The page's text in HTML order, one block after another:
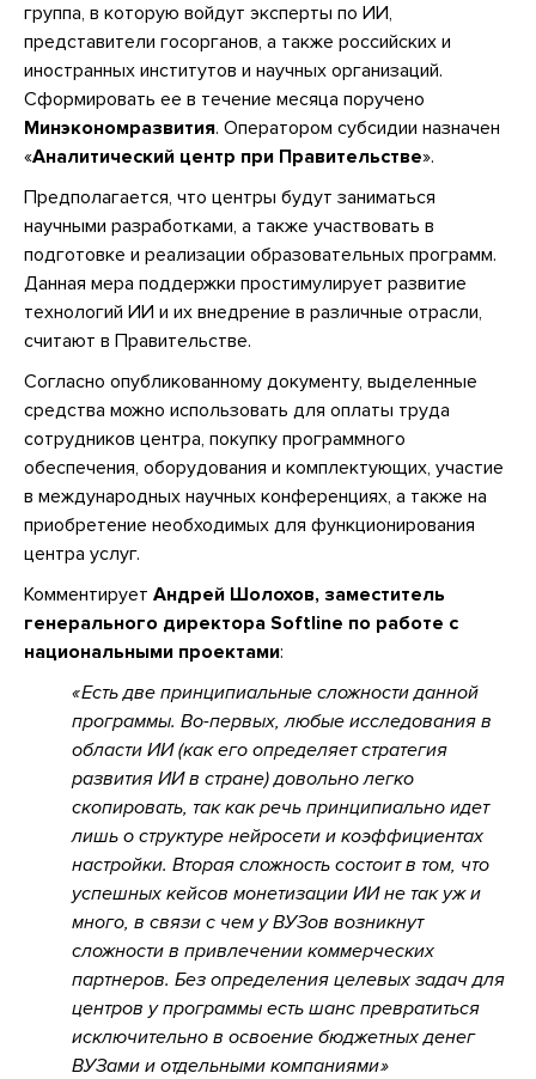
группа, в которую войдут эксперты по ИИ,
представители госорганов, а также российских и
иностранных институтов и научных организаций.
Сформировать ее в течение месяца поручено
Минэкономразвития. Оператором субсидии назначен
«Аналитический центр при Правительстве».
Предполагается, что центры будут заниматься
научными разработками, а также участвовать в
подготовке и реализации образовательных программ.
Данная мера поддержки простимулирует развитие
технологий ИИ и их внедрение в различные отрасли,
считают в Правительстве.
Согласно опубликованному документу, выделенные
средства можно использовать для оплаты труда
сотрудников центра, покупку программного
обеспечения, оборудования и комплектующих, участие
в международных научных конференциях, а также на
приобретение необходимых для функционирования
центра услуг.
Комментирует Андрей Шолохов, заместитель
генерального директора Softline по работе с
национальными проектами:
Есть две принципиальные сложности данной
программы. Во-первых, любые исследования в
области ИИ (как его определяет стратегия
развития ИИ в стране) довольно легко
скопировать, так как речь принципиально идет
лишь о структуре нейросети и коэффициентах
настройки. Вторая сложность состоит в том, что
успешных кейсов монетизации ИИ не так уж и
много, в связи с чем у ВУЗов возникнут
сложности в привлечении коммерческих
партнеров. Без определения целевых задач для
центров у программы есть шанс превратиться
исключительно в освоение бюджетных денег
ВУЗами и отдельными компаниями